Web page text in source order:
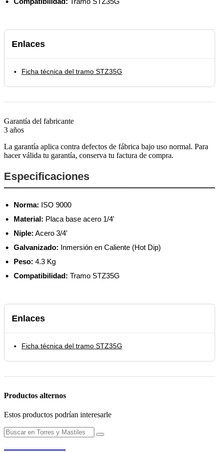
Enlaces
Ficha técnica del tramo STZ35G
Garantía del fabricante
3 años
La garantía aplica contra defectos de fábrica bajo uso normal. Para
hacer válida tu garantía, conserva tu factura de compra.
Especificaciones
Norma: ISO 9000
Material: Placa base acero 1/4'
Niple: Acero 3/4'
Galvanizado: Inmersión en Caliente (Hot Dip)
Peso: 4.3 Kg
Compatibilidad: Tramo STZ35G
Enlaces
Ficha técnica del tramo STZ35G
Productos alternos
Estos productos podrían interesarle